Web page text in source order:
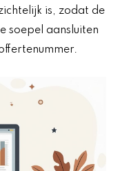
is, zodat de
soepel aansluiten